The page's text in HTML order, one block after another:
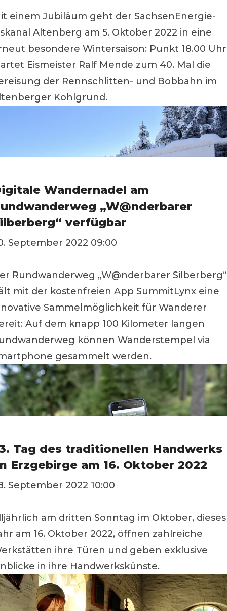
einem Jubiläum geht der SachsenEnergie-
Altenberg am 5. Oktober 2022 in eine
besondere Wintersaison: Punkt 18.00 Uhr
Eismeister Ralf Mende zum 40. Mal die
der Rennschlitten- und Bobbahn im
Kohlgrund.
Wandernadel am
„W@nderbarer
verfügbar
September 2022 09:00
Rundwanderweg „W@nderbarer Silberberg“
mit der kostenfreien App SummitLynx eine
Sammelmöglichkeit für Wanderer
Auf dem knapp 100 Kilometer langen
können Wanderstempel via
gesammelt werden.
Tag des traditionellen Handwerks
Erzgebirge am 16. Oktober 2022
September 2022 10:00
am dritten Sonntag im Oktober, dieses
am 16. Oktober 2022, öffnen zahlreiche
ihre Türen und geben exklusive
in ihre Handwerkskünste.